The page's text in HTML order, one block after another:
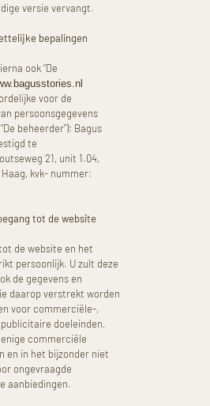
versie vervangt.
bepalingen
ook “De
voor de
persoonsgegevens
beheerder”): Bagus
te
21, unit 1.04,
kvk- nummer:
tot de website
de website en het
persoonlijk. U zult deze
de gegevens en
daarop verstrekt worden
voor commerciële-,
doeleinden,
commerciële
en in het bijzonder niet
ongevraagde
aanbiedingen.